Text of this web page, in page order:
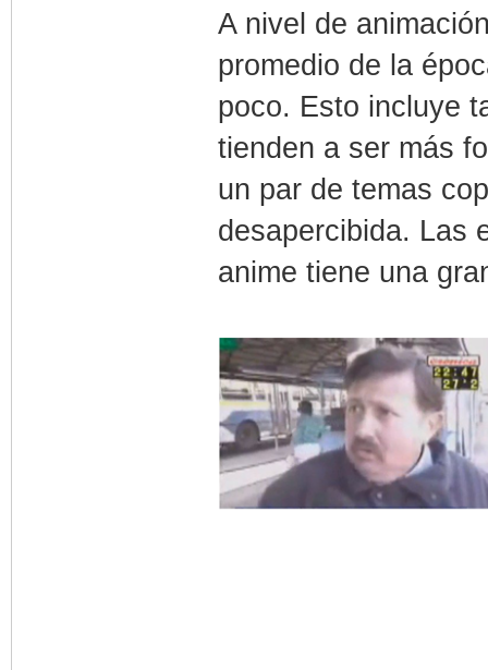
A nivel de
promedio de la
poco. Esto incluye
tienden a ser más
un par de temas
desapercibida. Las
anime tiene una